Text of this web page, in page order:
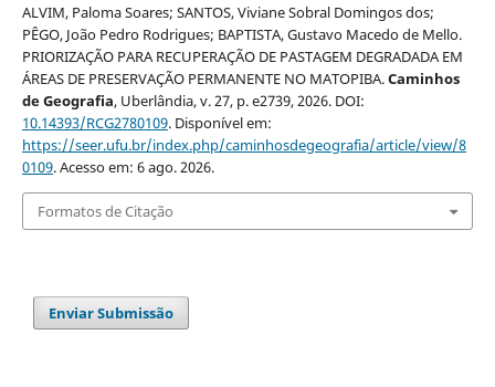
ALVIM, Paloma Soares; SANTOS, Viviane Sobral Domingos dos;
PÊGO, João Pedro Rodrigues; BAPTISTA, Gustavo Macedo de Mello.
PRIORIZAÇÃO PARA RECUPERAÇÃO DE PASTAGEM DEGRADADA EM
ÁREAS DE PRESERVAÇÃO PERMANENTE NO MATOPIBA.Caminhos
de Geografia, Uberlândia, v. 27, p. e2739, 2026. DOI:
10.14393/RCG2780109. Disponível em:
https://seer.ufu.br/index.php/caminhosdegeografia/article/view/8
0109. Acesso em: 6 ago. 2026.
Formatos de Citação
Enviar Submissão